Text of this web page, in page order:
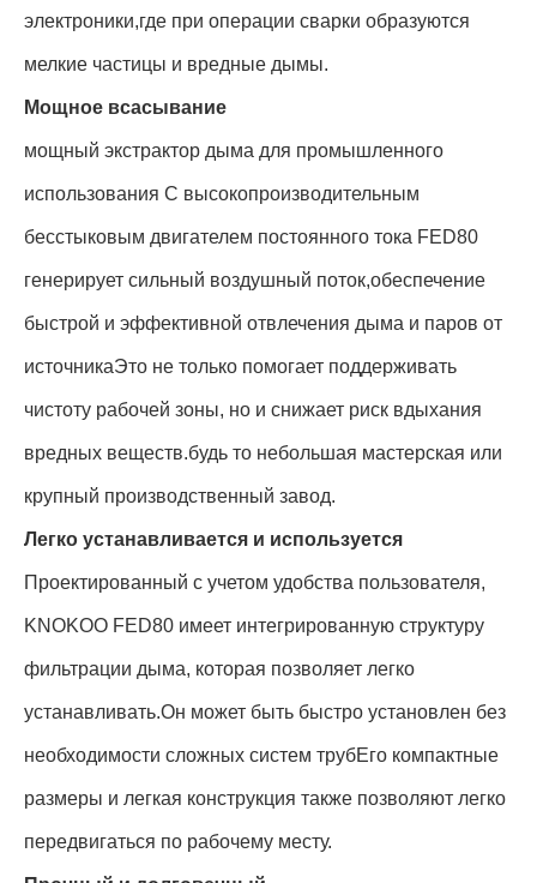
электроники,где при операции сварки образуются
мелкие частицы и вредные дымы.
Мощное всасывание
мощный экстрактор дыма для промышленного
использования С высокопроизводительным
бесстыковым двигателем постоянного тока FED80
генерирует сильный воздушный поток,обеспечение
быстрой и эффективной отвлечения дыма и паров от
источникаЭто не только помогает поддерживать
чистоту рабочей зоны, но и снижает риск вдыхания
вредных веществ.будь то небольшая мастерская или
крупный производственный завод.
Легко устанавливается и используется
Проектированный с учетом удобства пользователя,
KNOKOO FED80 имеет интегрированную структуру
фильтрации дыма, которая позволяет легко
устанавливать.Он может быть быстро установлен без
необходимости сложных систем трубЕго компактные
размеры и легкая конструкция также позволяют легко
передвигаться по рабочему месту.